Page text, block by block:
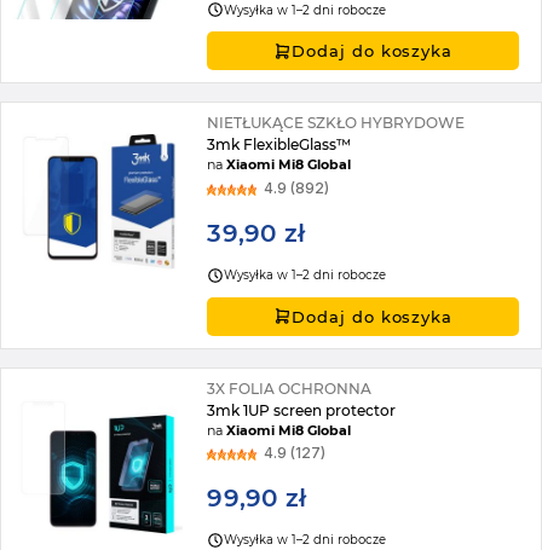
Wysyłka w 1–2 dni robocze
Dodaj do koszyka
NIETŁUKĄCE SZKŁO HYBRYDOWE
3mk FlexibleGlass™
naXiaomi Mi8 Global
4.9 (892)
39,90 zł
Wysyłka w 1–2 dni robocze
Dodaj do koszyka
3X FOLIA OCHRONNA
3mk 1UP screen protector
naXiaomi Mi8 Global
4.9 (127)
99,90 zł
Wysyłka w 1–2 dni robocze